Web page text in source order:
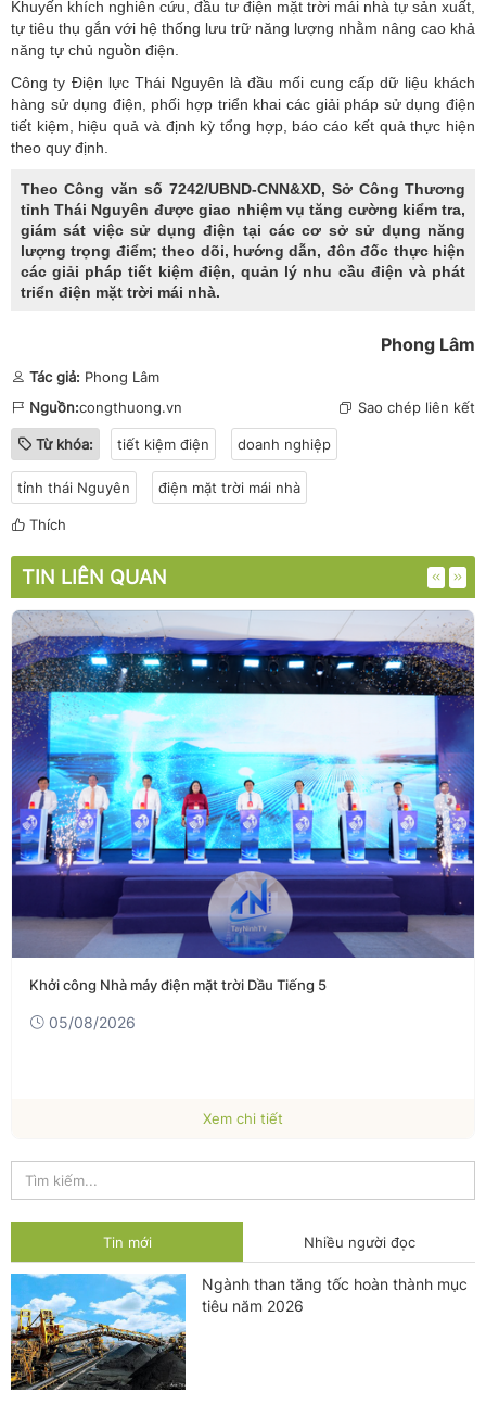
Khuyến khích nghiên cứu, đầu tư điện mặt trời mái nhà tự sản xuất,
tự tiêu thụ gắn với hệ thống lưu trữ năng lượng nhằm nâng cao khả
năng tự chủ nguồn điện.
Công ty Điện lực Thái Nguyên là đầu mối cung cấp dữ liệu khách
hàng sử dụng điện, phối hợp triển khai các giải pháp sử dụng điện
tiết kiệm, hiệu quả và định kỳ tổng hợp, báo cáo kết quả thực hiện
theo quy định.
Theo Công văn số 7242/UBND-CNN&XD, Sở Công Thương
tỉnh Thái Nguyên được giao nhiệm vụ tăng cường kiểm tra,
giám sát việc sử dụng điện tại các cơ sở sử dụng năng
lượng trọng điểm; theo dõi, hướng dẫn, đôn đốc thực hiện
các giải pháp tiết kiệm điện, quản lý nhu cầu điện và phát
triển điện mặt trời mái nhà.
Phong Lâm
Tác giả: Phong Lâm
Nguồn:congthuong.vn Sao chép liên kết
Từ khóa: tiết kiệm điện doanh nghiệp
tỉnh thái Nguyên điện mặt trời mái nhà
Thích
TIN LIÊN QUAN
Khởi công Nhà máy điện mặt trời Dầu Tiếng 5
05/08/2026
Xem chi tiết
Tin mới Nhiều người đọc
Ngành than tăng tốc hoàn thành mục
tiêu năm 2026